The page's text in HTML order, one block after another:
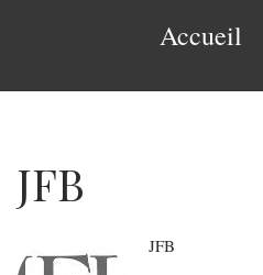
Accueil
JFB
JFB